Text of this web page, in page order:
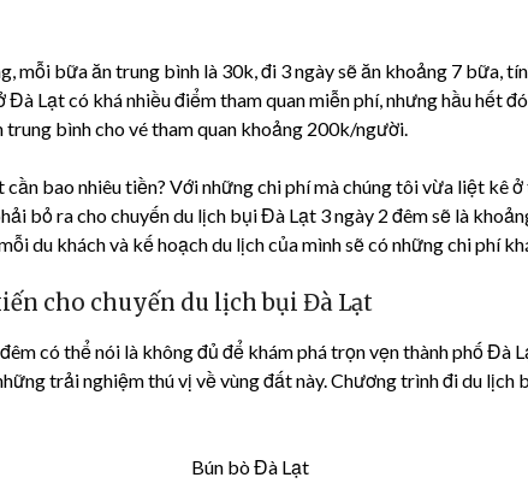
mỗi bữa ăn trung bình là 30k, đi 3 ngày sẽ ăn khoảng 7 bữa,
Đà Lạt có khá nhiều điểm tham quan miễn phí, nhưng hầu hết
bình cho vé tham quan khoảng 200k/người.
bao nhiêu tiền? Với những chi phí mà chúng tôi vừa liệt kê
bỏ ra cho chuyến du lịch bụi Đà Lạt 3 ngày 2 đêm sẽ là
du khách và kế hoạch du lịch của mình sẽ có những chi phí
cho chuyến du lịch bụi Đà Lạt
có thể nói là không đủ để khám phá trọn vẹn thành phố Đà
trải nghiệm thú vị về vùng đất này. Chương trình đi du lịch
Bún bò Đà Lạt